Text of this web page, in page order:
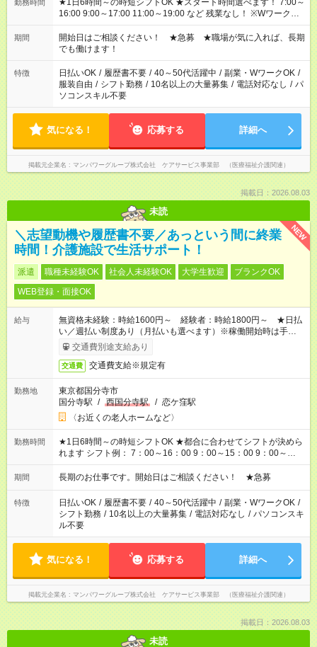
勤務時間
★1日6時間～の時短シフトOK ★スタート時間選べます！ 7:00～
16:00 9:00～17:00 11:00～19:00 など 残業なし！ ※Wワークの
場合、他のお仕事と合わせ週40時間超の就業はご案内できませ
ん ※法令に基づき、週20時間以上勤務は社会保険への加入対象
となります ※労働者派遣法（日雇い派遣の原則禁止）により、
短時間・短期間の就業はご案内が難しい場合があります
期間
開始日はご相談ください！ ★急募 ★職場が気に入れば、長期
でも働けます！
特徴 日払いOK / 履歴書不要 / 40～50代活躍中 / 副業・WワークOK /
服装自由 / シフト勤務 / 10名以上の大量募集 / 電話対応なし / パ
ソコンスキル不要
気になる！ 応募する 詳細へ
掲載元企業名 マンパワーグループ株式会社 ケアサービス事業部 （医療福祉介護関連）
掲載日：2026.08.03
未読
NEW
＼志望動機や履歴書不要／あっという間に終業
時間！介護施設で生活サポート！
派遣 職種未経験OK 社会人未経験OK 大学生歓迎
ブランクOK
WEB登録・面接OK
給与
無資格未経験：時給1600円～ 経験者：時給1800円～ ★日払
い／週払い制度あり（月払いも選べます）※稼働開始時は手続き
完了次第のお支払いとなります。
交通費別途支給あり
交通費 交通費支給※規定有
勤務地
東京都国分寺市
国分寺駅 / 西国分寺駅 / 恋ケ窪駅
〈お近くの老人ホームなど〉
勤務時間
★1日6時間～の時短シフトOK ★都合に合わせてシフトが決めら
れます シフト例： 7：00～16：00 9：00～15：00 9：00～
18：00 11：00～20：00 など ※Wワークの場合、他のお仕事と
合わせ週40時間超の就業はご案内できません ※法令に基づき、
派遣法（日雇い派遣の原則禁止）により、短時間・短期間の就
業はご案内が難しい場合があります
期間 長期のお仕事です。開始日はご相談ください！ ★急募
特徴 日払いOK / 履歴書不要 / 40～50代活躍中 / 副業・WワークOK /
シフト勤務 / 10名以上の大量募集 / 電話対応なし / パソコンスキ
ル不要
気になる！ 応募する 詳細へ
掲載元企業名 マンパワーグループ株式会社 ケアサービス事業部 （医療福祉介護関連）
掲載日：2026.08.03
未読